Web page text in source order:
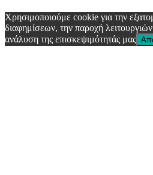
Χρησιμοποιούμε cookie για την
διαφημίσεων, την παροχή
ανάλυση της επισκεψιμότητάς μας